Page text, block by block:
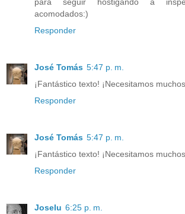
acomodados:)
Responder
José Tomás 5:47 p. m.
¡Fantástico texto! ¡Necesitamos
Responder
José Tomás 5:47 p. m.
¡Fantástico texto! ¡Necesitamos
Responder
Joselu 6:25 p. m.